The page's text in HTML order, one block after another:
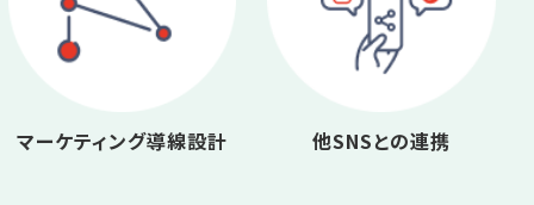
マーケティング導線設計 他SNSとの連携